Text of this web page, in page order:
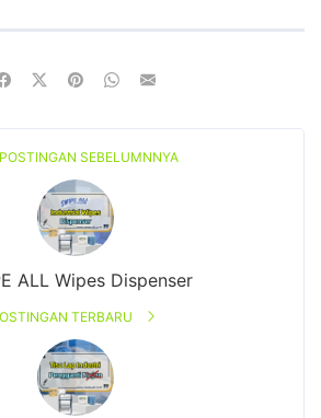
POSTINGAN SEBELUMNNYA
ALL Wipes Dispenser
TERBARU